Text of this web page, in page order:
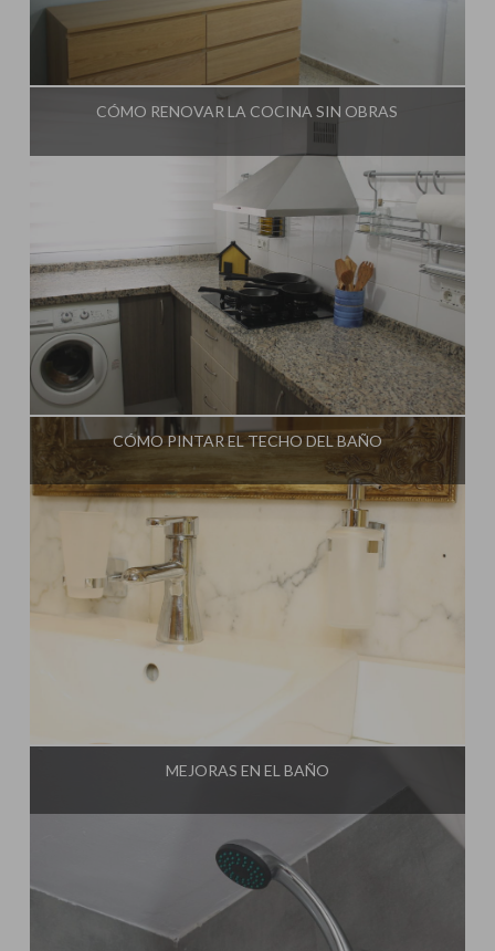
Influencer: Una Casa Diferente
CÓMO RENOVAR LA COCINA SIN OBRAS
Una Casa Diferente
CÓMO PINTAR EL TECHO DEL BAÑO
MEJORAS EN EL BAÑO